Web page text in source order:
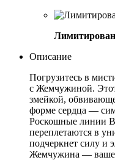
Описание
Погрузитесь в
с Жемчужиной.
змейкой,
форме сердца —
Роскошные линии
переплетаются в
подчеркнет силу и
Жемчужина — ваше